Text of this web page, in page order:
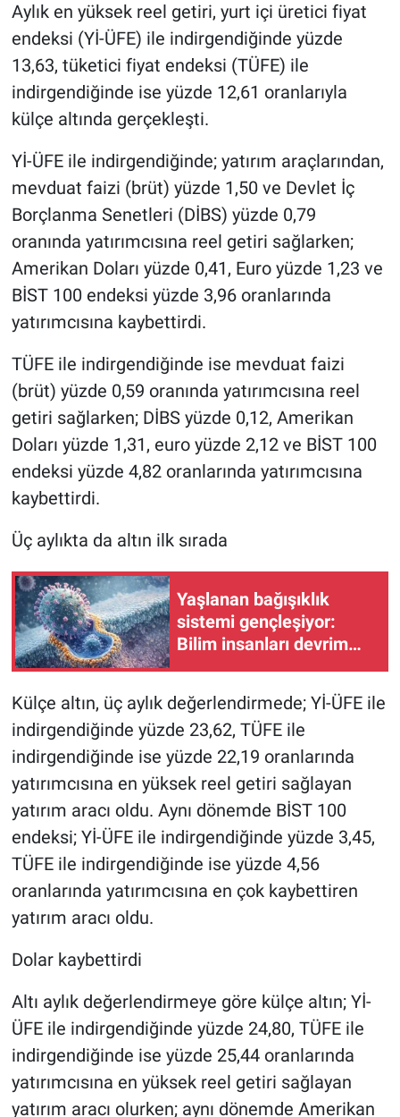
Aylık en yüksek reel getiri, yurt içi üretici fiyat
endeksi (Yİ-ÜFE) ile indirgendiğinde yüzde
13,63, tüketici fiyat endeksi (TÜFE) ile
indirgendiğinde ise yüzde 12,61 oranlarıyla
külçe altında gerçekleşti.
Yİ-ÜFE ile indirgendiğinde; yatırım araçlarından,
mevduat faizi (brüt) yüzde 1,50 ve Devlet İç
Borçlanma Senetleri (DİBS) yüzde 0,79
oranında yatırımcısına reel getiri sağlarken;
Amerikan Doları yüzde 0,41, Euro yüzde 1,23 ve
BİST 100 endeksi yüzde 3,96 oranlarında
yatırımcısına kaybettirdi.
TÜFE ile indirgendiğinde ise mevduat faizi
(brüt) yüzde 0,59 oranında yatırımcısına reel
getiri sağlarken; DİBS yüzde 0,12, Amerikan
Doları yüzde 1,31, euro yüzde 2,12 ve BİST 100
endeksi yüzde 4,82 oranlarında yatırımcısına
kaybettirdi.
Üç aylıkta da altın ilk sırada
Yaşlanan bağışıklık
sistemi gençleşiyor:
Bilim insanları devrim
niteliğinde bir yöntem
Külçe altın, üç aylık değerlendirmede; Yİ-ÜFE ile
indirgendiğinde yüzde 23,62, TÜFE ile
indirgendiğinde ise yüzde 22,19 oranlarında
yatırımcısına en yüksek reel getiri sağlayan
yatırım aracı oldu. Aynı dönemde BİST 100
endeksi; Yİ-ÜFE ile indirgendiğinde yüzde 3,45,
TÜFE ile indirgendiğinde ise yüzde 4,56
oranlarında yatırımcısına en çok kaybettiren
yatırım aracı oldu.
Dolar kaybettirdi
Altı aylık değerlendirmeye göre külçe altın; Yİ-
ÜFE ile indirgendiğinde yüzde 24,80, TÜFE ile
indirgendiğinde ise yüzde 25,44 oranlarında
yatırımcısına en yüksek reel getiri sağlayan
yatırım aracı olurken; aynı dönemde Amerikan